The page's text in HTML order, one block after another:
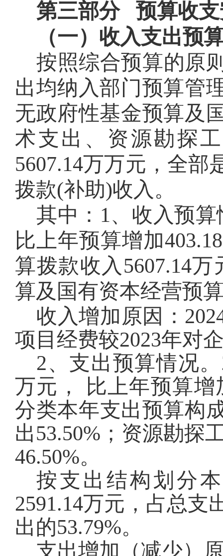
第三部分 预算收支
（一） 收入支出预
按照综合预算的原
出均纳入部门预算管
无政府性基金预算及
术支出、资源勘探
5607.14万万元，全部
拨款(补助)收入。
其中：1、收入预
比上年预算增加403.18
算拨款收入 5607.14万
算及国有资本经营预
收入增加原因：
项目 经费较2023年对
2、支出预算情况
万元， 比上年预算增
分类本年支出预算构
出53.50%；资源勘探
46.50%。
按支出结构划
2591.14万元，占总支
出的53.79%。
支出增加（减少）